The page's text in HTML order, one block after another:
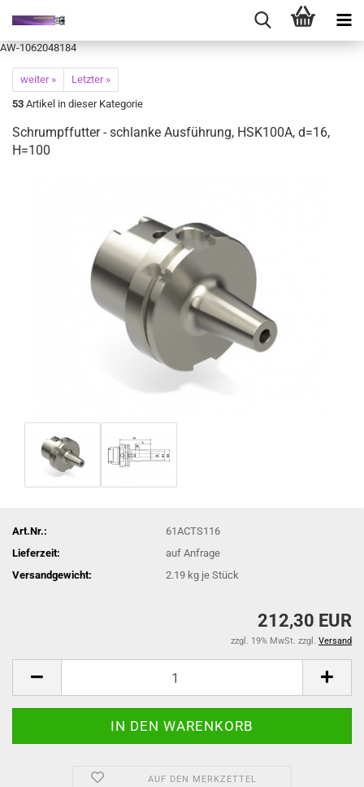
AW-1062048184
weiter »
Letzter »
53 Artikel in dieser Kategorie
Schrumpffutter - schlanke Ausführung, HSK100A, d=16,
H=100
Art.Nr.:
61ACTS116
Lieferzeit:
auf Anfrage
Versandgewicht:
2.19 kg je Stück
212,30 EUR
zzgl. 19% MwSt. zzgl. Versand
AUF DEN MERKZETTEL